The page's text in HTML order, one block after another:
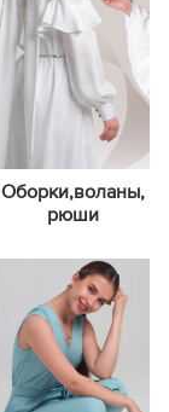
Оборки,воланы,
рюши